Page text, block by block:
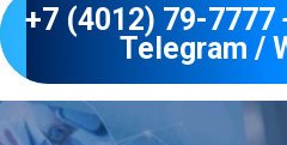
+7 (4012) 79-7777
Telegram /